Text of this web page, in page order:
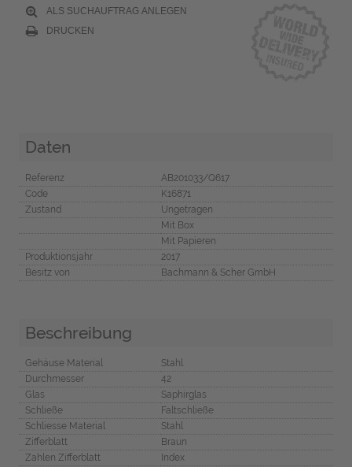
ALS SUCHAUFTRAG ANLEGEN
DRUCKEN
Daten
Referenz
AB201033/Q617
Code
K16871
Zustand
Ungetragen
Mit Box
Mit Papieren
Produktionsjahr
2017
Besitz von
Bachmann & Scher GmbH
Beschreibung
Gehäuse Material
Stahl
Durchmesser
42
Glas
Saphirglas
Schließe
Faltschließe
Schliesse Material
Stahl
Zifferblatt
Braun
Zahlen Zifferblatt
Index